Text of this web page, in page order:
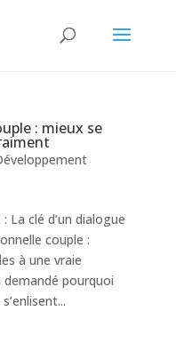
: mieux se
La clé d’un dialogue
couple :
à une vraie
pourquoi